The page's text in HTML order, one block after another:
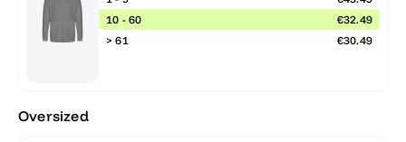
10 - 60
€32.49
> 61
€30.49
Oversized